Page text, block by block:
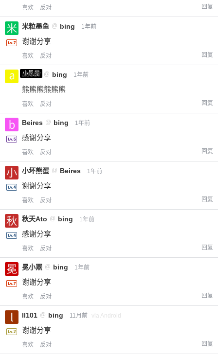
喜欢 反对 回复
米粒墨鱼 @ bing 1年前
谢谢分享
喜欢 反对 回复
小黑屋
a0987 @ bing 1年前
熊熊熊熊熊熊
喜欢 反对 回复
Beires @ bing 1年前
感谢分享
喜欢 反对 回复
小坏熊蛋 @ Beires 1年前
谢谢分享
喜欢 反对 回复
秋天Ato @ bing 1年前
感谢分享
喜欢 反对 回复
冕小罴 @ bing 1年前
谢谢分享
喜欢 反对 回复
ll101 @ bing 11月前 via Android
谢谢分享
喜欢 反对 回复